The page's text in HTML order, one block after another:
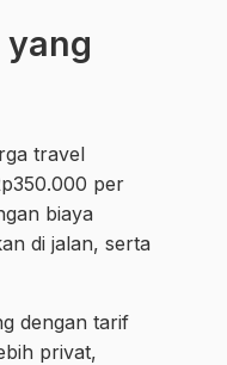
yang
travel
per
biaya
di jalan, serta
dengan tarif
privat,